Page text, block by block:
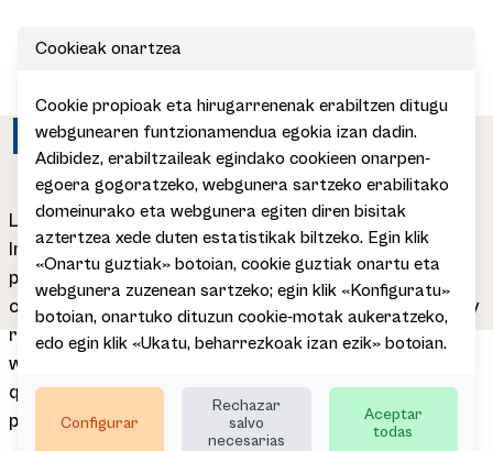
Política de cookies
Las cookies son esenciales para el funcionamiento de
Internet; no pueden dañar el equipo/dispositivo de la
persona usuaria y, si se encuentran activadas en la
configuración del navegador, nos ayudan a identificar y
resolver posibles errores de funcionamiento de esta
web que las utiliza para su correcto funcionamiento y
que permiten conocer la actividad realizada por las
personas usuarias durante su navegación.
Cookieak onartzea
Cookie propioak eta hirugarrenenak erabiltzen ditugu
webgunearen funtzionamendua egokia izan dadin.
Adibidez, erabiltzaileak egindako cookieen onarpen-
egoera gogoratzeko, webgunera sartzeko erabilitako
domeinurako eta webgunera egiten diren bisitak
aztertzea xede duten estatistikak biltzeko. Egin klik
«Onartu guztiak» botoian, cookie guztiak onartu eta
webgunera zuzenean sartzeko; egin klik «Konfiguratu»
botoian, onartuko dituzun cookie-motak aukeratzeko,
edo egin klik «Ukatu, beharrezkoak izan ezik» botoian.
Configurar
Rechazar
salvo
necesarias
Aceptar
todas